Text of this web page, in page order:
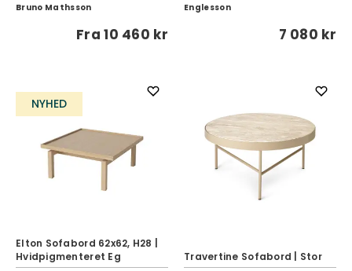
Bruno Mathsson
Fra10 460 kr
Englesson
7 080 kr
NYHED
Elton Sofabord 62x62, H28 |
Hvidpigmenteret Eg
Travertine Sofabord | Stor